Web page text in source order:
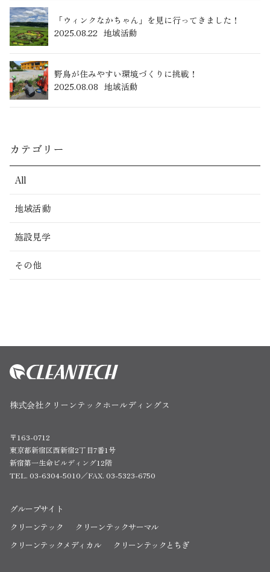
「ウィンクなかちゃん」を見に行ってきました！
2025.08.22 地域活動
野鳥が住みやすい環境づくりに挑戦！
2025.08.08 地域活動
カテゴリー
All
地域活動
施設見学
その他
株式会社クリーンテックホールディングス
〒163-0712
東京都新宿区西新宿2丁目7番1号
新宿第一生命ビルディング12階
TEL. 03-6304-5010／FAX. 03-5323-6750
グループサイト
クリーンテック
クリーンテックサーマル
クリーンテックメディカル
クリーンテックとちぎ